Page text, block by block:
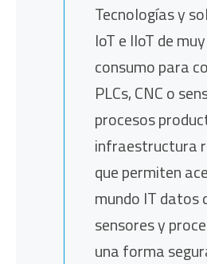
Tecnologías y
IoT e IIoT de
consumo para
PLCs, CNC o
procesos
infraestructura
que permiten
mundo IT datos
sensores y
una forma